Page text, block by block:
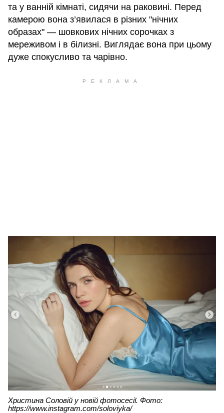
та у ванній кімнаті, сидячи на раковині. Перед
камерою вона з’явилася в різних "нічних
образах" — шовкових нічних сорочках з
мереживом і в білизні. Виглядає вона при цьому
дуже спокусливо та чарівно.
Христина Соловій у новій фотосесії. Фото:
https://www.instagram.com/soloviyka/